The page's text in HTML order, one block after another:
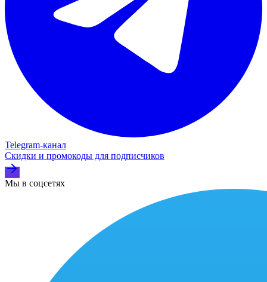
Telegram‑канал
Скидки и промокоды для подписчиков
Мы в соцсетях